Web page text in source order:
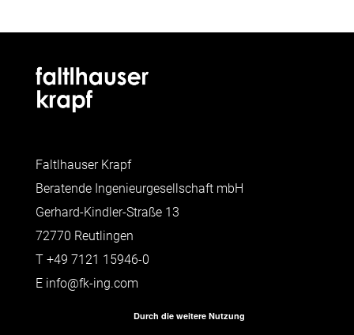
Faltlhauser Krapf
Beratende Ingenieurgesellschaft mbH
Gerhard-Kindler-Straße 13
72770 Reutlingen
T +49 7121 15946-0
E info@fk-ing.com
Durch die weitere Nutzung